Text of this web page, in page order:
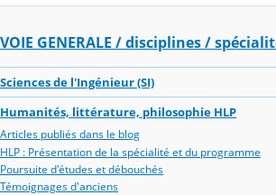
VOIE GENERALE / disciplines /
Sciences de l'Ingénieur (SI)
Humanités, littérature, philosophie HLP
Articles publiés dans le blog
HLP : Présentation de la spécialité et du programme
Poursuite d'études et débouchés
Témoignages d'anciens